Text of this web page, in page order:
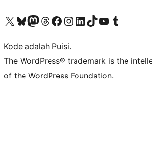
Kunjungi akun X (sebelumnya Twitter) kamiVisit our Bluesky account
Kunjungi akun Mastodon kami
Visit our Threads account
Kunjungi halaman Facebook kamiKunjungi akun Instagram kamiKunjungi akun LinkedIn kami
Visit our TikTok account
Kunjungi channel YouTube kamiVisit our Tumblr account
Kode adalah Puisi.
The WordPress® trademark is the
of the WordPress Foundation.